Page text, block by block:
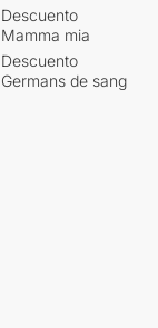
Descuento
Mamma mia
Descuento
Germans de sang